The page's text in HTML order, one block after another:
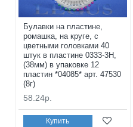
Булавки на пластине,
ромашка, на круге, с
цветными головками 40
штук в пластине 0333-3H,
(38мм) в упаковке 12
пластин *04085* арт. 47530
(8г)
58.24р.
Купить